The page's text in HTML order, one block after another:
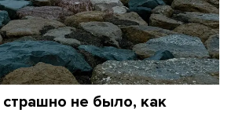
страшно не было, как